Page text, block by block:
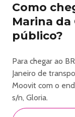
Como
Marina
público?
Para chegar ao
Janeiro de
Moovit com o
s/n, Gloria.